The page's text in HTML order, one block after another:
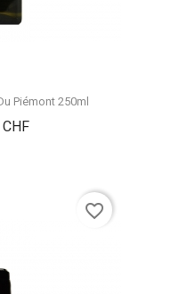
Piémont 250ml
Prix
favorite_border